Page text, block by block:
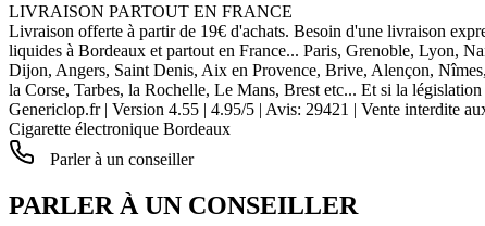
LIVRAISON PARTOUT EN FRANCE
Livraison offerte à partir de 19€ d'achats. Besoin d'une livraison
liquides à Bordeaux et partout en France... Paris, Grenoble, Lyon,
Dijon, Angers, Saint Denis, Aix en Provence, Brive, Alençon,
la Corse, Tarbes, la Rochelle, Le Mans, Brest etc... Et si la
Genericlop.fr| Version 4.55 | 4.95/5 | Avis: 29421 | Vente interdite
Cigarette électronique Bordeaux
Parler à un conseiller
PARLER À UN CONSEILLER